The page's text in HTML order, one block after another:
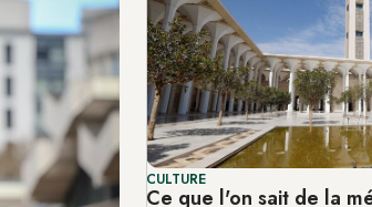
CULTURE
Ce que l'on sait de la